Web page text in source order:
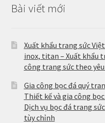
Bài viết mới
Xuất khẩu trang sức
inox, titan – Xuất khẩu
công trang sức theo yêu
Gia công bọc đá quý
Thiết kế và gia công
Dịch vụ bọc đá trang
tùy chỉnh